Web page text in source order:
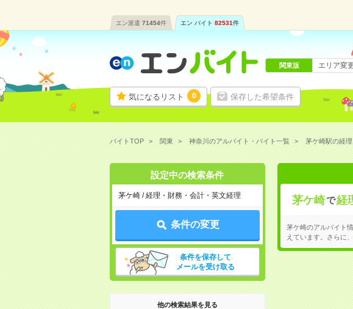
エン派遣 71454件 エン バイト 82531件
気になるリスト 0 保存した希望条件
関東版 エリア変
バイトTOP 関東 神奈川のアルバイト・バイト一覧 茅ケ崎駅の経
設定中の検索条件
茅ケ崎 / 経理・財務・会計・英文経理
条件の変更
条件を保存して
メールを受け取る
他の検索結果を見る
茅ケ崎で経
茅ケ崎のアルバイト
えています。さらに、